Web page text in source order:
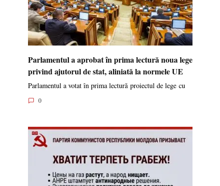
Parlamentul a aprobat în prima lectură noua lege
privind ajutorul de stat, aliniată la normele UE
Parlamentul a votat în prima lectură proiectul de lege cu
0